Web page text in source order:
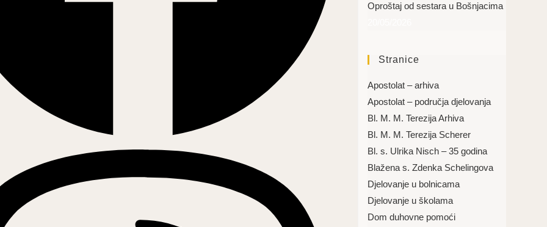
Oproštaj od sestara u Bošnjacima
Stranice
Apostolat – arhiva
Apostolat – područja djelovanja
Bl. M. M. Terezija Arhiva
Bl. M. M. Terezija Scherer
Bl. s. Ulrika Nisch – 35 godina
Blažena s. Zdenka Schelingova
Djelovanje u bolnicama
Djelovanje u školama
Dom duhovne pomoći